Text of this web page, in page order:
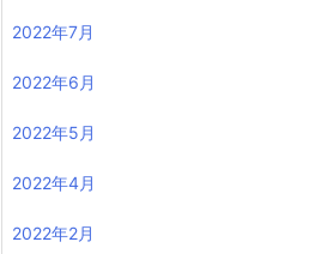
2022年7月
2022年6月
2022年5月
2022年4月
2022年2月